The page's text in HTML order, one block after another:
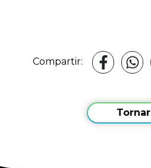
Compartir:
Tornar